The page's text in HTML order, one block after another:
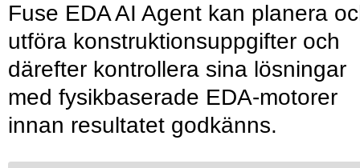
Fuse EDA AI Agent kan planera
utföra konstruktionsuppgifter och
därefter kontrollera sina lösningar
med fysikbaserade EDA-motorer
innan resultatet godkänns.